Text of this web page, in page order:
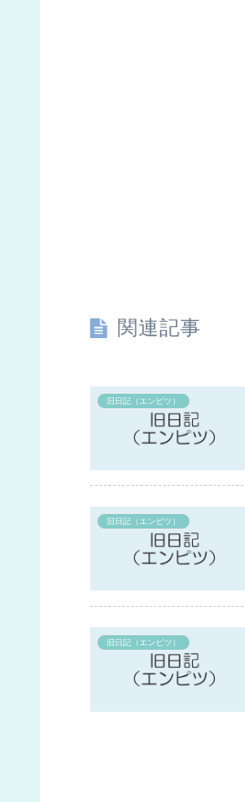
関連記事
旧日記（エンピツ）
旧日記（エンピツ）
旧日記（エンピツ）